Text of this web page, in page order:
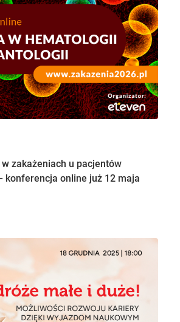
zakażeniach u pacjentów
konferencja online już 12 maja